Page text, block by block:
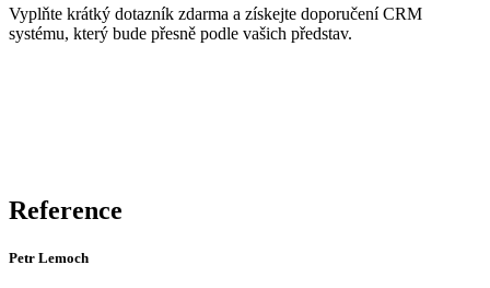
Vyplňte krátký dotazník zdarma a získejte doporučení CRM
systému, který bude přesně podle vašich představ.
Reference
Petr Lemoch